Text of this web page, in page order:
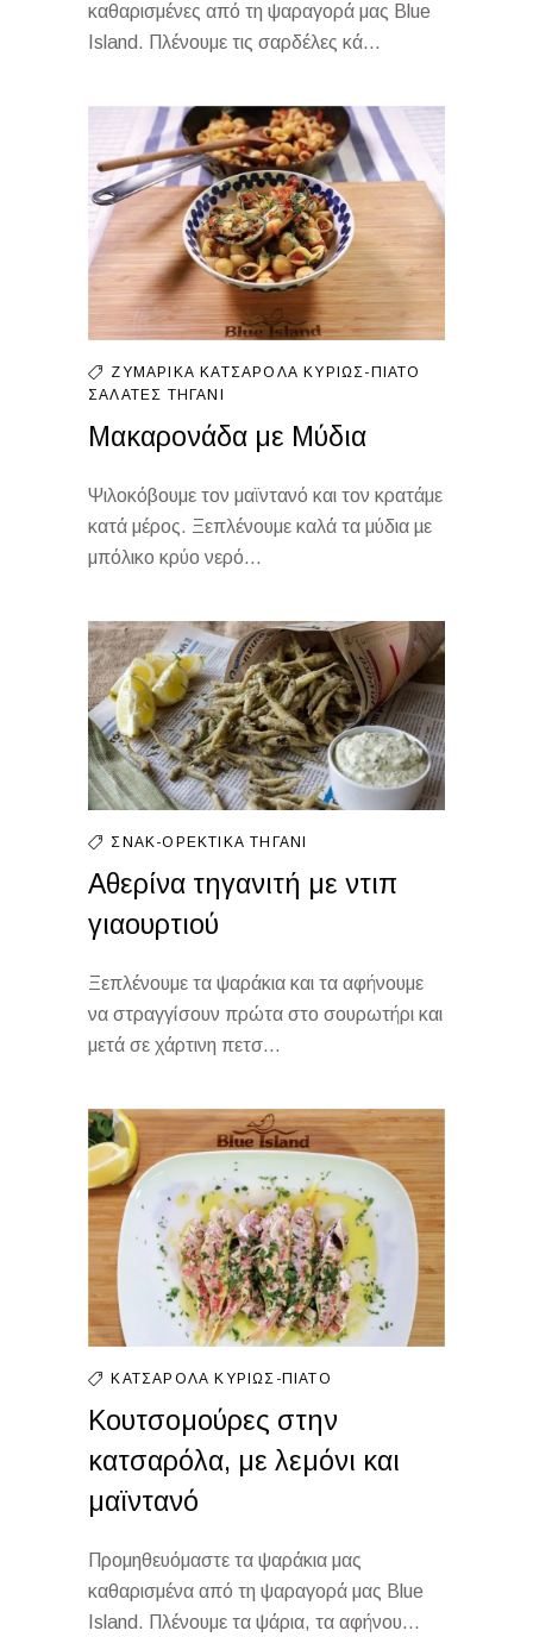
καθαρισμένες από τη ψαραγορά μας Blue
Island. Πλένουμε τις σαρδέλες κά...
ΖΥΜΑΡΙΚΆΚΑΤΣΑΡΌΛΑΚΥΡΊΩΣ-ΠΙΆΤΟ
ΣΑΛΆΤΕΣ ΤΗΓΆΝΙ
Μακαρονάδα με Μύδια
Ψιλοκόβουμε τον μαϊντανό και τον κρατάμε
κατά μέρος. Ξεπλένουμε καλά τα μύδια µε
μπόλικο κρύο νερό...
ΣΝΑΚ-ΟΡΕΚΤΙΚΆΤΗΓΆΝΙ
Αθερίνα τηγανιτή με ντιπ
γιαουρτιού
Ξεπλένουμε τα ψαράκια και τα αφήνουμε
να στραγγίσουν πρώτα στο σουρωτήρι και
μετά σε χάρτινη πετσ...
ΚΑΤΣΑΡΌΛΑ ΚΥΡΊΩΣ-ΠΙΆΤΟ
Κουτσομούρες στην
κατσαρόλα, με λεμόνι και
μαϊντανό
Προμηθευόμαστε τα ψαράκια μας
καθαρισμένα από τη ψαραγορά μας Blue
Island. Πλένουμε τα ψάρια, τα αφήνου...